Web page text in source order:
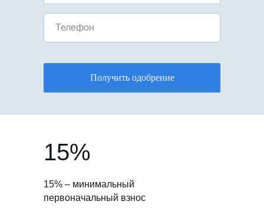
Телефон
Получить одобрение
15%
15% – минимальный
первоначальный взнос